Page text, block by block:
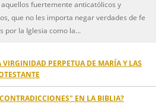
fuertemente anticatólicos y
que no les importa negar verdades de fe
por la Iglesia como la...
VIRGINIDAD PERPETUA DE MARÍA Y LAS
EN LA BIBLIA?